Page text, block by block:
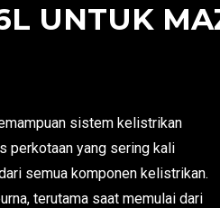
UNTUK
sistem kelistrikan
perkotaan yang sering kali
semua komponen kelistrikan.
terutama saat memulai dari